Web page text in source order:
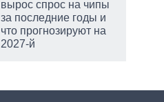
вырос спрос на чипы
за последние годы и
что прогнозируют на
2027-й